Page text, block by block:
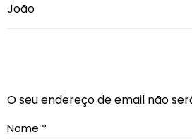
João
O seu endereço de email não
Nome *